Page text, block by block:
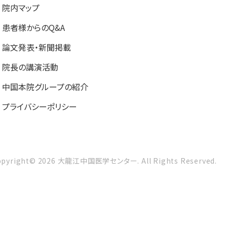
院内マップ
患者様からのQ&A
論文発表・新聞掲載
院長の講演活動
中国本院グループの紹介
プライバシーポリシー
2026 大龍江中国医学センター. All Rights Reserved.